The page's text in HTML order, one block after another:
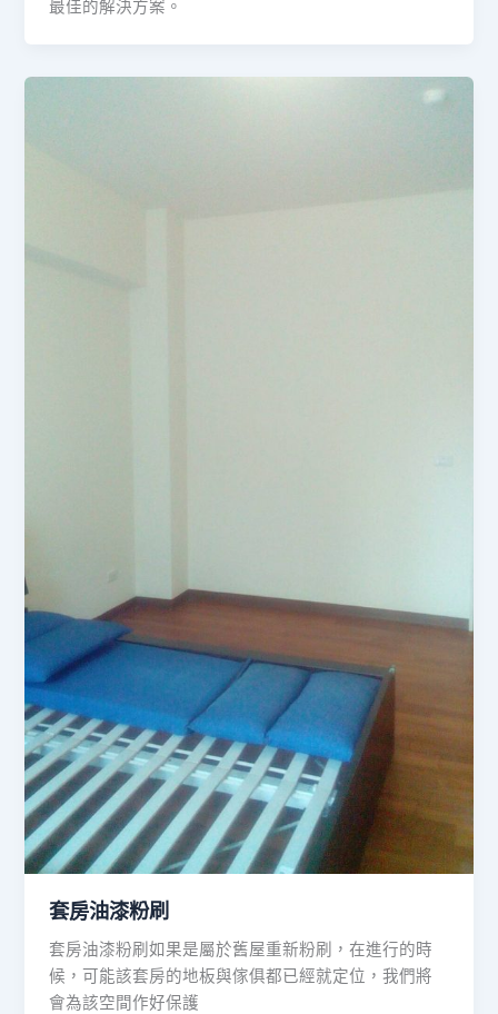
最佳的解決方案。
套房油漆粉刷
套房油漆粉刷如果是屬於舊屋重新粉刷，在進行的時
候，可能該套房的地板與傢俱都已經就定位，我們將
會為該空間作好保護